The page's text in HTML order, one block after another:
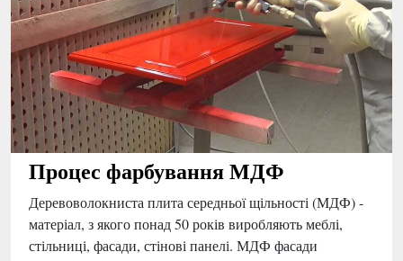
Процес фарбування МДФ
Деревоволокниста плита середньої щільності (МДФ) -
матеріал, з якого понад 50 років виробляють меблі,
стільниці, фасади, стінові панелі. МДФ фасади